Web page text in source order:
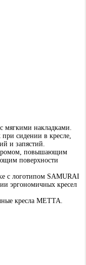
мягкими накладками.
сидении в кресле,
и запястий.
хромом, повышающим
поверхности
с логотипом SAMURAI
эргономичных кресел
кресла МЕТТА.